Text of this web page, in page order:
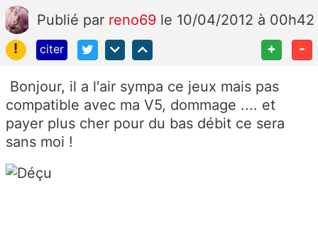
Publié par reno69 le 10/04/2012 à 00h42
!
citer + -
Bonjour, il a l'air sympa ce jeux mais pas
compatible avec ma V5, dommage .... et
payer plus cher pour du bas débit ce sera
sans moi !